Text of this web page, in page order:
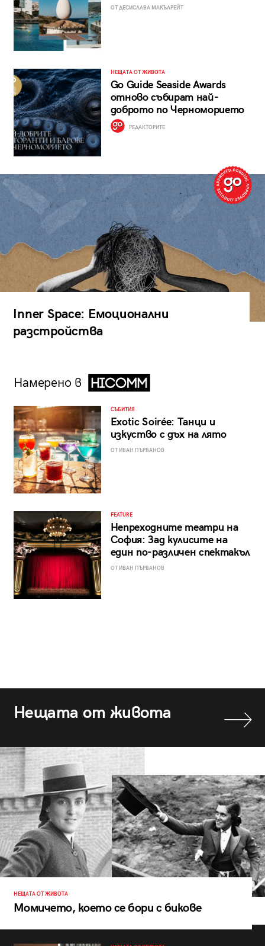
ОТ ДЕСИСЛАВА МАКЪЛРЕЙТ
НЕЩАТА ОТ ЖИВОТА
Go Guide Seaside Awards
отново събират най-
доброто по Черноморието
РЕДАКТОРИТЕ
Inner Space: Емоционални
разстройства
Намерено в
СЪБИТИЯ
Exotic Soirée: Танци и
изкуство с дъх на лято
ОТ ИВАН ПЪРВАНОВ
FEATURE
Непреходните театри на
София: Зад кулисите на
един по-различен спектакъл
ОТ ИВАН ПЪРВАНОВ
Нещата от живота
НЕЩАТА ОТ ЖИВОТА
Момичето, което се бори с бикове